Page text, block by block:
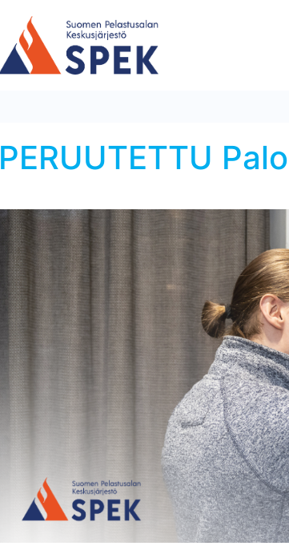
PERUUTETTU